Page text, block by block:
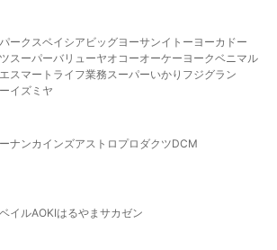
ークスベイシア ビッグヨーサンイトーヨーカドー
スーパーバリューヤオコーオーケー ヨークベニマル
エスマート ライフ業務スーパーいかり フジグラン
イズミヤ
ナンカインズアストロプロダクツDCM
イルAOKIはるやま サカゼン